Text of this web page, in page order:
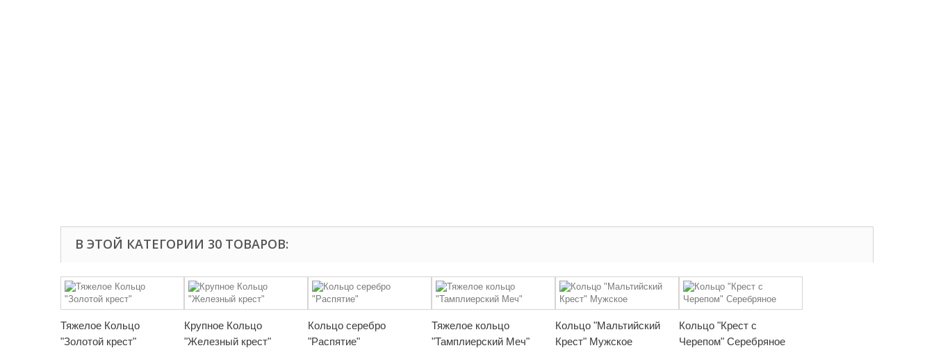
В ЭТОЙ КАТЕГОРИИ 30 ТОВАРОВ:
Тяжелое Кольцо
"Золотой крест"
Крупное Кольцо
"Железный крест"
Кольцо серебро
"Распятие"
Тяжелое кольцо
"Тамплиерский Меч"
Кольцо "Мальтийский
Крест" Мужское
Кольцо "Крест с
Черепом" Серебряное